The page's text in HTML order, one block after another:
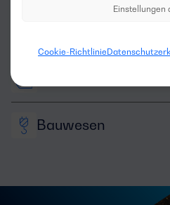
Einstellungen
Cookie-Richtlinie
Landwirtschaft und
Bauwesen